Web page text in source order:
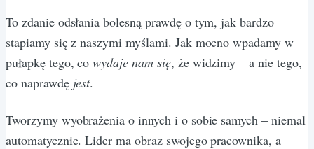
To zdanie odsłania bolesną prawdę o tym, jak bardzo
stapiamy się z naszymi myślami. Jak mocno wpadamy w
pułapkę tego, cowydaje nam się, że widzimy – a nie tego,
co naprawdę jest.
Tworzymy wyobrażenia o innych i o sobie samych – niemal
automatycznie. Lider ma obraz swojego pracownika, a